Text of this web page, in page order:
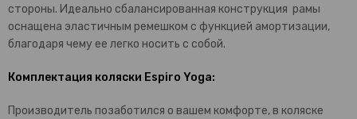
стороны. Идеально сбалансированная конструкция рамы
оснащена эластичным ремешком с функцией амортизации,
благодаря чему ее легко носить с собой.
Комплектация коляски Espiro Yoga:
Производитель позаботился о вашем комфорте, в коляске